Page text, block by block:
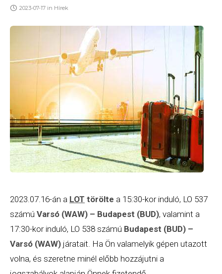
2023-07-17 in Hírek
2023.07.16-án a LOT törölte a 15:30-kor induló, LO 537
számú Varsó (WAW) – Budapest (BUD), valamint a
17:30-kor induló, LO 538 számú Budapest (BUD) –
Varsó (WAW) járatait. Ha Ön valamelyik gépen utazott
volna, és szeretne minél előbb hozzájutni a